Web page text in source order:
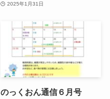
2025年1月31日
のっくおん通信６月号